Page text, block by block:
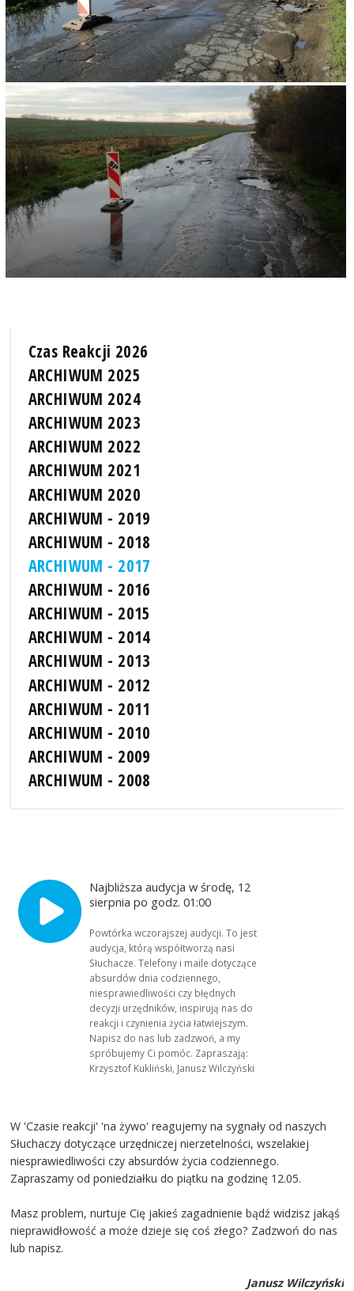
Czas Reakcji 2026
ARCHIWUM 2025
ARCHIWUM 2024
ARCHIWUM 2023
ARCHIWUM 2022
ARCHIWUM 2021
ARCHIWUM 2020
ARCHIWUM - 2019
ARCHIWUM - 2018
ARCHIWUM - 2017
ARCHIWUM - 2016
ARCHIWUM - 2015
ARCHIWUM - 2014
ARCHIWUM - 2013
ARCHIWUM - 2012
ARCHIWUM - 2011
ARCHIWUM - 2010
ARCHIWUM - 2009
ARCHIWUM - 2008
Najbliższa audycja w środę, 12
sierpnia po godz. 01:00
Powtórka wczorajszej audycji. To jest
audycja, którą współtworzą nasi
Słuchacze. Telefony i maile dotyczące
absurdów dnia codziennego,
niesprawiedliwości czy błędnych
decyzji urzędników, inspirują nas do
reakcji i czynienia życia łatwiejszym.
Napisz do nas lub zadzwoń, a my
spróbujemy Ci pomóc. Zapraszają:
Krzysztof Kukliński, Janusz Wilczyński
W 'Czasie reakcji' 'na żywo' reagujemy na sygnały od naszych
Słuchaczy dotyczące urzędniczej nierzetelności, wszelakiej
niesprawiedliwości czy absurdów życia codziennego.
Zapraszamy od poniedziałku do piątku na godzinę 12.05.
Masz problem, nurtuje Cię jakieś zagadnienie bądź widzisz jakąś
nieprawidłowość a może dzieje się coś złego? Zadzwoń do nas
lub napisz.
Janusz Wilczyński